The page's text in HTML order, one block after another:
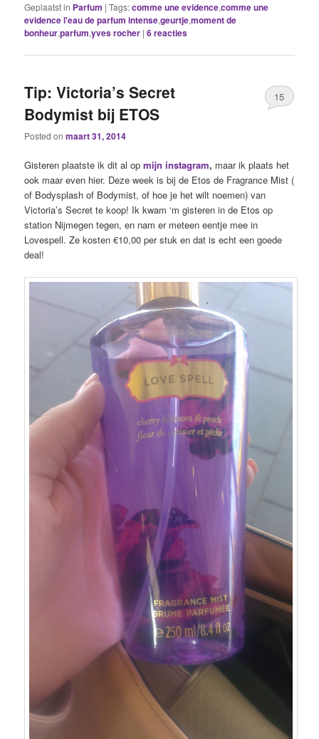
Geplaatst in Parfum |Tags:comme une evidence,comme une
evidence l'eau de parfum intense,geurtje,moment de
bonheur,parfum,yves rocher |6reacties
Tip: Victoria’s Secret
Bodymist bij ETOS
Posted onmaart 31, 2014
15
Gisteren plaatste ik dit al opmijn instagram, maar ik plaats het
ook maar even hier. Deze week is bij de Etos de Fragrance Mist (
of Bodysplash of Bodymist, of hoe je het wilt noemen) van
Victoria’s Secret te koop! Ik kwam ‘m gisteren in de Etos op
station Nijmegen tegen, en nam er meteen eentje mee in
Lovespell. Ze kosten €10,00 per stuk en dat is echt een goede
deal!